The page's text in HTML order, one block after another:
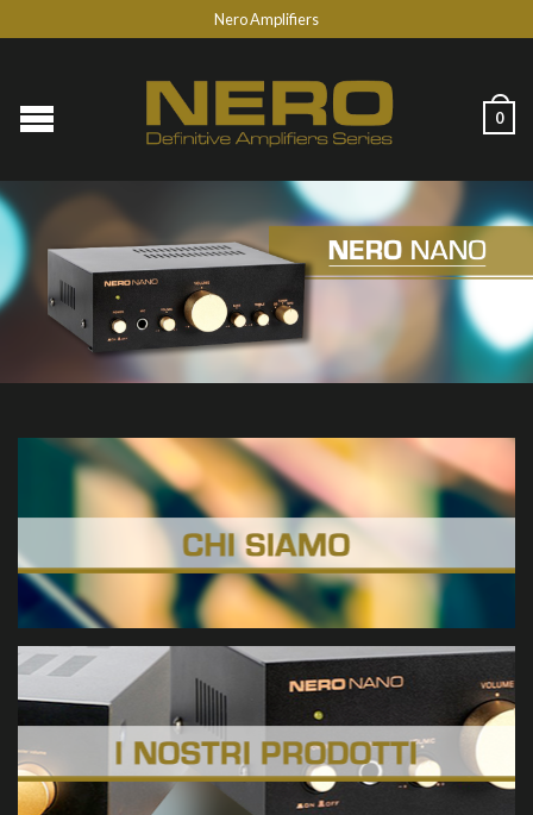
Nero Amplifiers
0